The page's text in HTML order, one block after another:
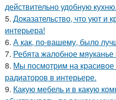
действительно удобную кухню.
5. Доказательство, что уют и
интерьера!
6. А как, по-вашему, было
7. Ребята жалобное
8. Мы посмотрим на красивое
радиаторов в интерьере.
9. Какую мебель и в какую